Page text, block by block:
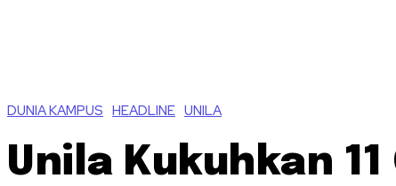
DUNIA KAMPUS HEADLINE UNILA
Unila Kukuhkan